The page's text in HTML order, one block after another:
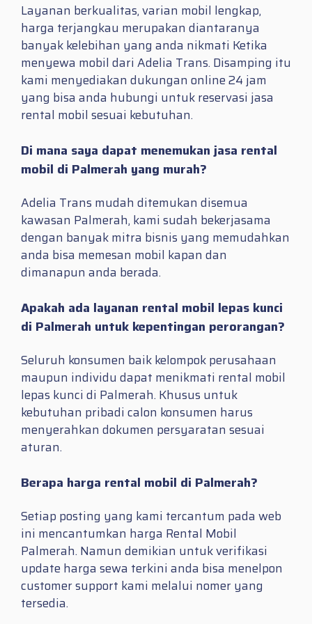
Layanan berkualitas, varian mobil lengkap,
harga terjangkau merupakan diantaranya
banyak kelebihan yang anda nikmati Ketika
menyewa mobil dari Adelia Trans. Disamping itu
kami menyediakan dukungan online 24 jam
yang bisa anda hubungi untuk reservasi jasa
rental mobil sesuai kebutuhan.
Di mana saya dapat menemukan jasa rental
mobil di Palmerah yang murah?
Adelia Trans mudah ditemukan disemua
kawasan Palmerah, kami sudah bekerjasama
dengan banyak mitra bisnis yang memudahkan
anda bisa memesan mobil kapan dan
dimanapun anda berada.
Apakah ada layanan rental mobil lepas kunci
di Palmerah untuk kepentingan perorangan?
Seluruh konsumen baik kelompok perusahaan
maupun individu dapat menikmati rental mobil
lepas kunci di Palmerah. Khusus untuk
kebutuhan pribadi calon konsumen harus
menyerahkan dokumen persyaratan sesuai
aturan.
Berapa harga rental mobil di Palmerah?
Setiap posting yang kami tercantum pada web
ini mencantumkan harga Rental Mobil
Palmerah. Namun demikian untuk verifikasi
update harga sewa terkini anda bisa menelpon
customer support kami melalui nomer yang
tersedia.